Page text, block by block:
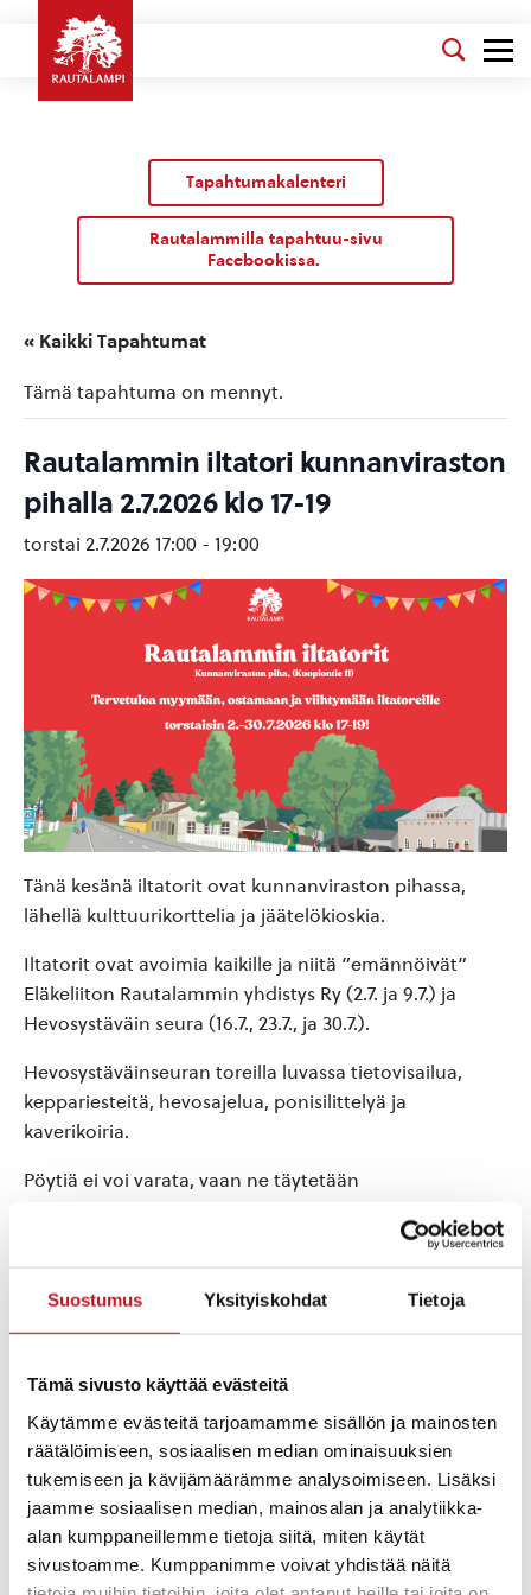
Suostumus Yksityiskohdat Tietoja
Tämä sivusto käyttää evästeitä
Käytämme evästeitä tarjoamamme sisällön ja mainosten
räätälöimiseen, sosiaalisen median ominaisuuksien
tukemiseen ja kävijämäärämme analysoimiseen. Lisäksi
jaamme sosiaalisen median, mainosalan ja analytiikka-
alan kumppaneillemme tietoja siitä, miten käytät
sivustoamme. Kumppanimme voivat yhdistää näitä
Tapahtumakalenteri
Rautalammilla tapahtuu-sivu
Facebookissa.
« Kaikki Tapahtumat
Tämä tapahtuma on mennyt.
Rautalammin iltatori kunnanviraston
pihalla 2.7.2026 klo 17-19
torstai 2.7.2026 17:00 - 19:00
Tänä kesänä iltatorit ovat kunnanviraston pihassa,
lähellä kulttuurikorttelia ja jäätelökioskia.
Iltatorit ovat avoimia kaikille ja niitä ”emännöivät”
Eläkeliiton Rautalammin yhdistys Ry (2.7. ja 9.7.) ja
Hevosystäväin seura (16.7., 23.7., ja 30.7.).
Hevosystäväinseuran toreilla luvassa tietovisailua,
keppariesteitä, hevosajelua, ponisilittelyä ja
kaverikoiria.
Pöytiä ei voi varata, vaan ne täytetään
wc:t ovat myös käytössä. Lämpimästi tervetuloa
tekemään kauppoja, tapaamaan tuttuja ja aistimaan
toritunnelmaa!
TIEDOT
Päivämäärä:
torstai 2.7.2026
JÄRJESTÄJÄ
Eläkeliiton Rautalammin
yhdistys ry.